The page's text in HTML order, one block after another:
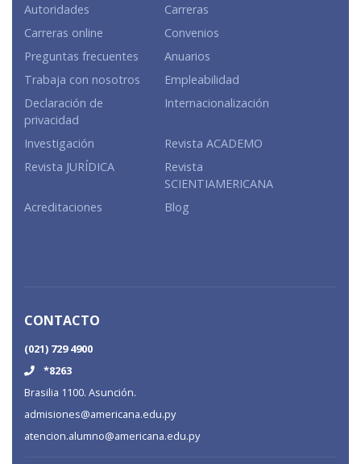
Autoridades
Carreras
Carreras online
Convenios
Preguntas frecuentes
Anuarios
Trabaja con nosotros
Empleabilidad
Declaración de
privacidad
Internacionalización
Investigación
Revista ACADEMO
Revista JURÍDICA
Revista
SCIENTIAMERICANA
Acreditaciones
Blog
CONTACTO
(021) 729 4900
*8263
Brasilia 1100. Asunción.
admisiones@americana.edu.py
atencion.alumno@americana.edu.py